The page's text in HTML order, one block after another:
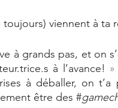
viennent à ta
à grands pas, et on
à l’avance! »
à déballer, on
être des #